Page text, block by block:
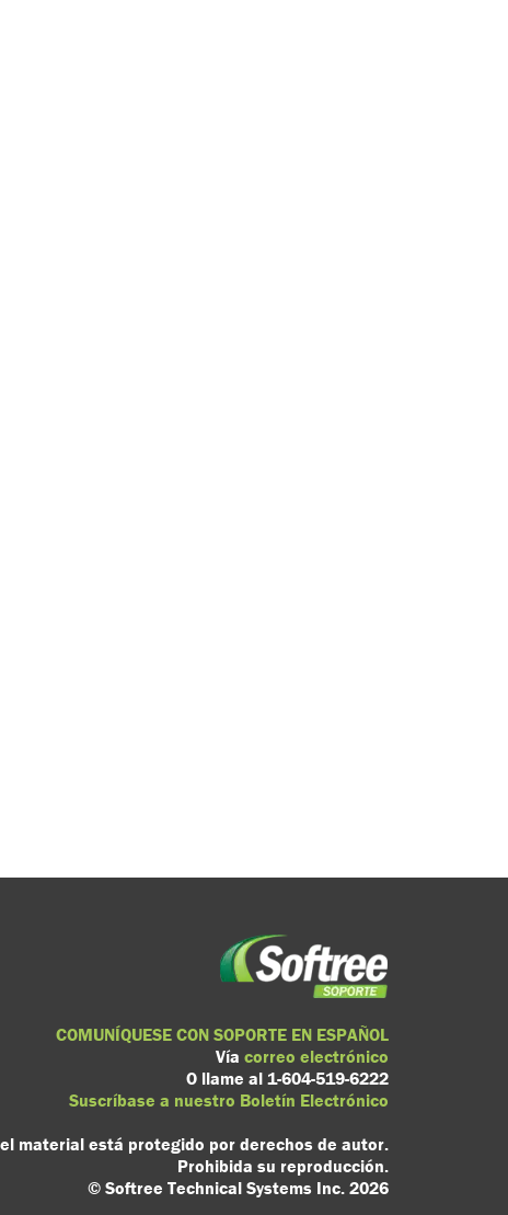
COMUNÍQUESE CON SOPORTE EN ESPAÑOL
Vía correo electrónico
O llame al 1-604-519-6222
Suscríbase a nuestro Boletín Electrónico
material está protegido por derechos de autor.
Prohibida su reproducción.
© Softree Technical Systems Inc. 2026